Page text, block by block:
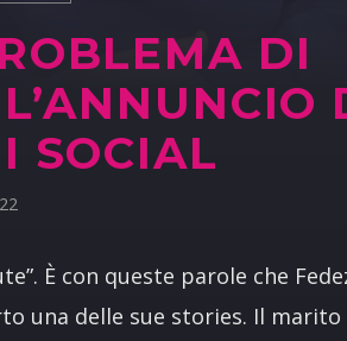
DI
SOCIAL
È con queste parole che
una delle sue stories. Il marito